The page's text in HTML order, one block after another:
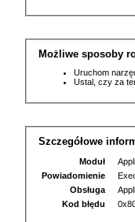
Możliwe sposoby
Uruchom
Ustal, czy za
Szczegółowe
Moduł
Powiadomienie
Obsługa
Kod błędu